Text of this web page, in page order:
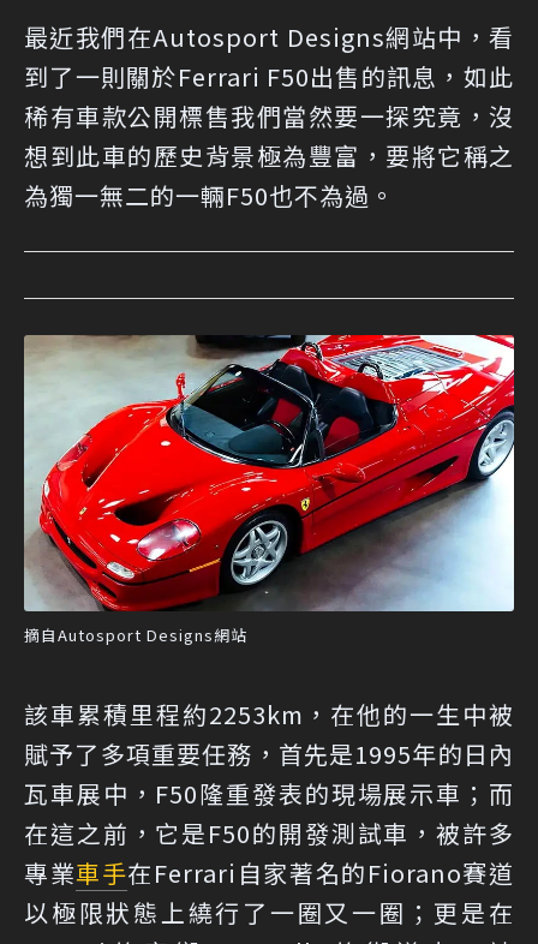
最近我們在Autosport Designs網站中，看
到了一則關於Ferrari F50出售的訊息，如此
稀有車款公開標售我們當然要一探究竟，沒
想到此車的歷史背景極為豐富，要將它稱之
為獨一無二的一輛F50也不為過。
摘自Autosport Designs網站
該車累積里程約2253km，在他的一生中被
賦予了多項重要任務，首先是1995年的日內
瓦車展中，F50隆重發表的現場展示車；而
在這之前，它是F50的開發測試車，被許多
專業車手在Ferrari自家著名的Fiorano賽道
以極限狀態上繞行了一圈又一圈；更是在